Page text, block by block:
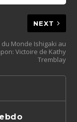
NEXT
du Monde Ishigaki au
Victoire de Kathy
Tremblay